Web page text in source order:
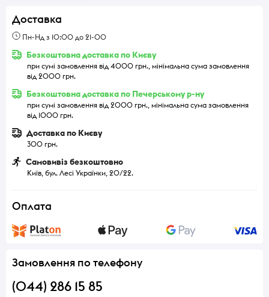
Доставка
Пн-Нд з 10:00 до 21-00
Безкоштовна доставка по Києву
при сумі замовлення від 4000 грн., мінімальна сума замовлення
від 2000 грн.
Безкоштовна доставка по Печерському р-ну
при сумі замовлення від 2000 грн., мінімальна сума замовлення
від 1000 грн.
Доставка по Києву
300 грн.
Самовивіз безкоштовно
Київ, бул. Лесі Українки, 20/22.
Оплата
Замовлення по телефону
(044) 286 15 85